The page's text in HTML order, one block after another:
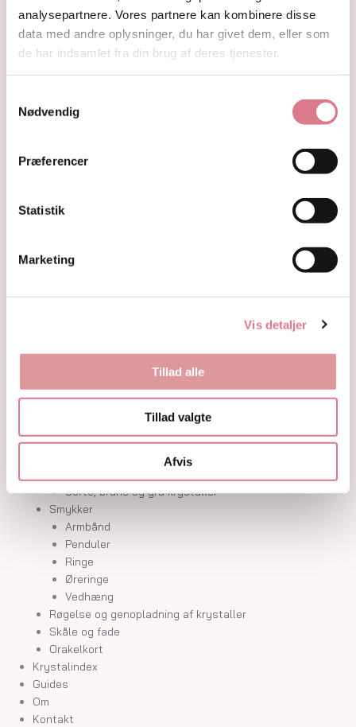
analysepartnere. Vores partnere kan kombinere disse
data med andre oplysninger, du har givet dem, eller som
de har indsamlet fra din brug af deres tjenester.
Nødvendig
Præferencer
Statistik
Marketing
Vis detaljer
Tillad alle
Tillad valgte
Afvis
Om
Kontakt
Rå Krystaller
Søheste, delfiner, fisk og skildpadder
Palmstone
Kugler
Krystaller opdelt efter farve
Hvide og farveløse krystaller
Lilla og lavendel krystaller
Blå og indigo krystaller
Grønne krystaller
Pink og fersken krystaller
Gule og guld krystaller
Sorte, brune og grå krystaller
Smykker
Armbånd
Penduler
Ringe
Øreringe
Vedhæng
Røgelse og genopladning af krystaller
Skåle og fade
Orakelkort
Krystalindex
Guides
Om
Kontakt